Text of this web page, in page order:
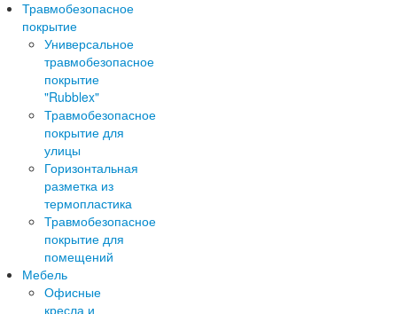
Травмобезопасное
покрытие
Универсальное
травмобезопасное
покрытие
"Rubblex"
Травмобезопасное
покрытие для
улицы
Горизонтальная
разметка из
термопластика
Травмобезопасное
покрытие для
помещений
Мебель
Офисные
кресла и